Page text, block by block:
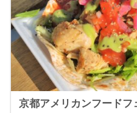
京都アメリカンフード